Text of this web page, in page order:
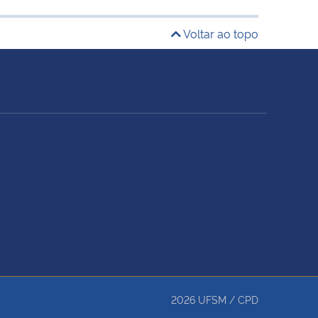
Voltar ao topo
2026 UFSM / CPD